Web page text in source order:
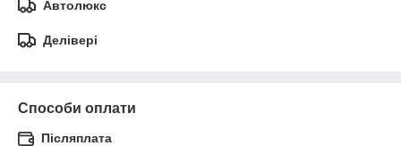
Автолюкс
Делівері
Способи оплати
Післяплата